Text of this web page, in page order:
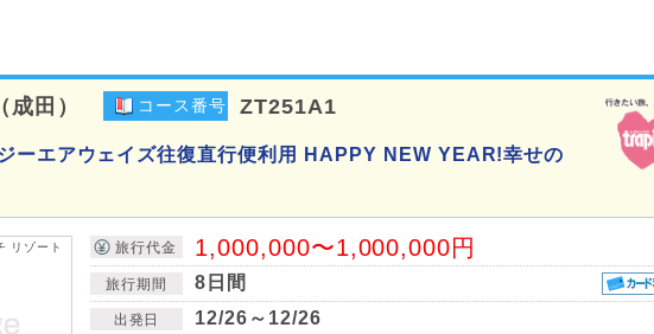
成田） コース番号 ZT251A1
ーエアウェイズ往復直行便利用 HAPPY NEW YEAR!幸せの
旅行代金 1,000,000〜1,000,000円
旅行期間 8日間
出発日 12/26～12/26